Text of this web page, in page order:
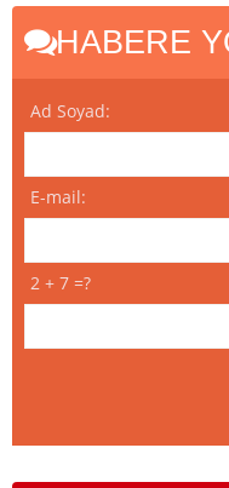
HABERE
Ad Soyad:
E-mail:
2 + 7 =?